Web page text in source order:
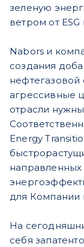
зеленую
ветром от
Nabors и
создания
нефтегазовой
агрессивные
отрасли
Energy
для Компании
На
себя